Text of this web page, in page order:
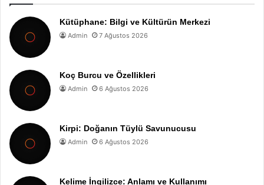
Kütüphane: Bilgi ve Kültürün Merkezi
Admin 7 Ağustos 2026
Koç Burcu ve Özellikleri
Admin 6 Ağustos 2026
Kirpi: Doğanın Tüylü Savunucusu
Admin 6 Ağustos 2026
Kelime İngilizce: Anlamı ve Kullanımı